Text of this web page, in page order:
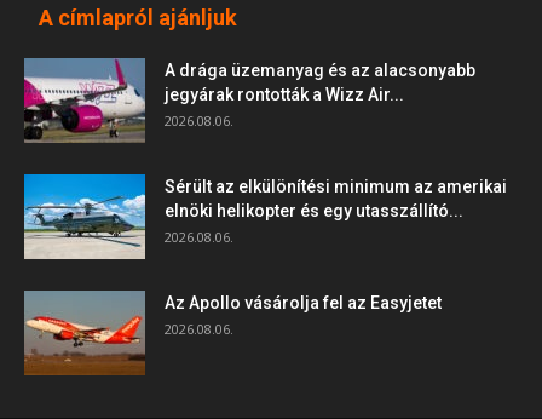
A címlapról ajánljuk
A drága üzemanyag és az alacsonyabb
jegyárak rontották a Wizz Air...
2026.08.06.
Sérült az elkülönítési minimum az amerikai
elnöki helikopter és egy utasszállító...
2026.08.06.
Az Apollo vásárolja fel az Easyjetet
2026.08.06.